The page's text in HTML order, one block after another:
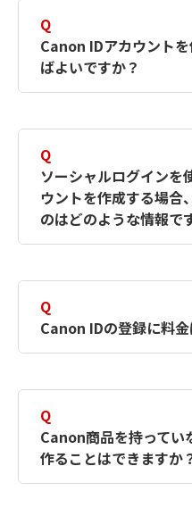
Q
Canon IDアカウント
ばよいですか？
す。詳しい作成方
何ですか？Canon
ださい。
Q
ソーシャルログインを
ウントを作成する場合
のはどのような情報で
択したサービスか
簡単に作成できる
Canon IDの登録フ
Q
Canon IDの登録に料
Q
Canon商品を持ってい
作ることはできますか